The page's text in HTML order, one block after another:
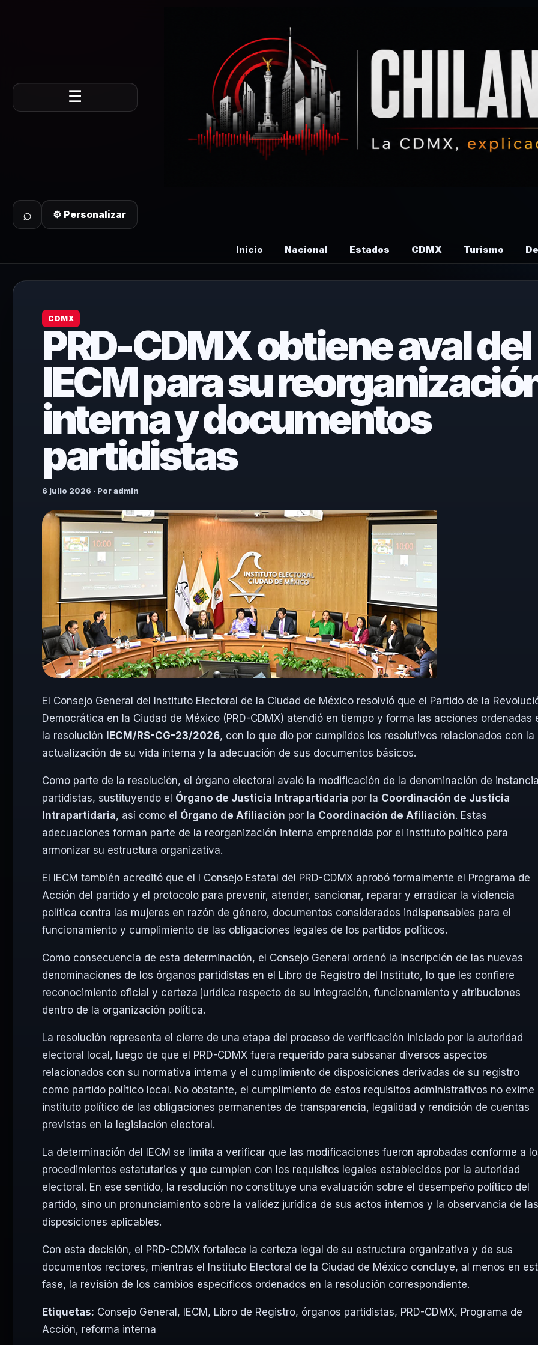
☰
⌕ ⚙ Personalizar
Inicio Nacional Estados CDMX Turismo
CDMX
PRD-CDMX obtiene aval del
IECM para su
interna y documentos
partidistas
6 julio 2026 · Por admin
El Consejo General del Instituto Electoral de la Ciudad de México resolvió que el Partido de la
Democrática en la Ciudad de México (PRD-CDMX) atendió en tiempo y forma las acciones ordenadas
la resolución
IECM/RS-CG-23/2026, con lo que dio por cumplidos los resolutivos relacionados con la
actualización de su vida interna y la adecuación de sus documentos básicos.
Como parte de la resolución, el órgano electoral avaló la modificación de la denominación de
partidistas, sustituyendo el Órgano de Justicia Intrapartidaria por la Coordinación de Justicia
Intrapartidaria, así como el Órgano de Afiliación por la Coordinación de Afiliación. Estas
adecuaciones forman parte de la reorganización interna emprendida por el instituto político para
armonizar su estructura organizativa.
El IECM también acreditó que el I Consejo Estatal del PRD-CDMX aprobó formalmente el Programa de
Acción del partido y el protocolo para prevenir, atender, sancionar, reparar y erradicar la violencia
política contra las mujeres en razón de género, documentos considerados indispensables para el
funcionamiento y cumplimiento de las obligaciones legales de los partidos políticos.
Como consecuencia de esta determinación, el Consejo General ordenó la inscripción de las nuevas
denominaciones de los órganos partidistas en el Libro de Registro del Instituto, lo que les confiere
reconocimiento oficial y certeza jurídica respecto de su integración, funcionamiento y atribuciones
dentro de la organización política.
La resolución representa el cierre de una etapa del proceso de verificación iniciado por la autoridad
electoral local, luego de que el PRD-CDMX fuera requerido para subsanar diversos aspectos
relacionados con su normativa interna y el cumplimiento de disposiciones derivadas de su registro
como partido político local. No obstante, el cumplimiento de estos requisitos administrativos no exime
instituto político de las obligaciones permanentes de transparencia, legalidad y rendición de cuentas
previstas en la legislación electoral.
La determinación del IECM se limita a verificar que las modificaciones fueron aprobadas conforme a
procedimientos estatutarios y que cumplen con los requisitos legales establecidos por la autoridad
electoral. En ese sentido, la resolución no constituye una evaluación sobre el desempeño político del
partido, sino un pronunciamiento sobre la validez jurídica de sus actos internos y la observancia de las
disposiciones aplicables.
Con esta decisión, el PRD-CDMX fortalece la certeza legal de su estructura organizativa y de sus
documentos rectores, mientras el Instituto Electoral de la Ciudad de México concluye, al menos en
fase, la revisión de los cambios específicos ordenados en la resolución correspondiente.
Etiquetas: Consejo General , IECM , Libro de Registro, órganos partidistas, PRD-CDMX, Programa de
Acción, reforma interna